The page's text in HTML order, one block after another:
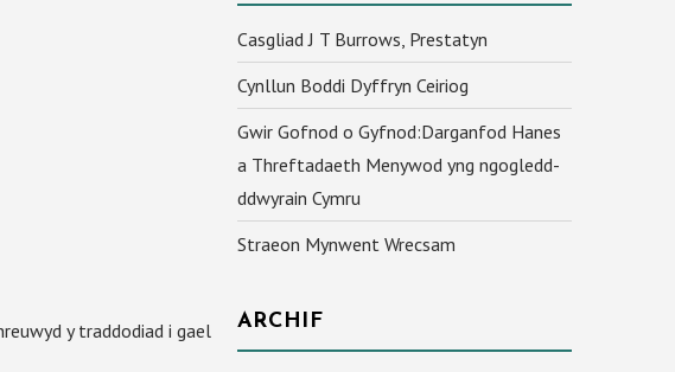
y traddodiad i gael
Casgliad J T Burrows, Prestatyn
Cynllun Boddi Dyffryn Ceiriog
Gwir Gofnod o Gyfnod:Darganfod Hanes
a Threftadaeth Menywod yng ngogledd-
ddwyrain Cymru
Straeon Mynwent Wrecsam
ARCHIF